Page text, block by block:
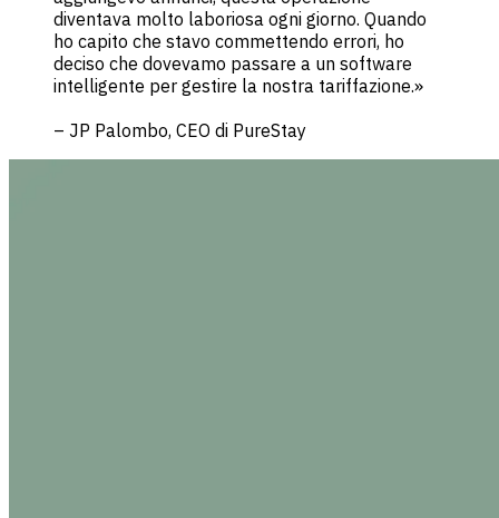
diventava molto laboriosa ogni giorno. Quando
ho capito che stavo commettendo errori, ho
deciso che dovevamo passare a un software
intelligente per gestire la nostra tariffazione.»
– JP Palombo, CEO di PureStay